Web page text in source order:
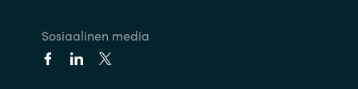
Sosiaalinen media